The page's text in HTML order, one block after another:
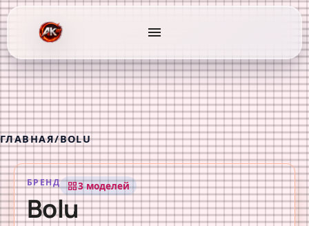
menu
ГЛАВНАЯ/BOLU
БРЕНД grid_view3 моделей
Bolu